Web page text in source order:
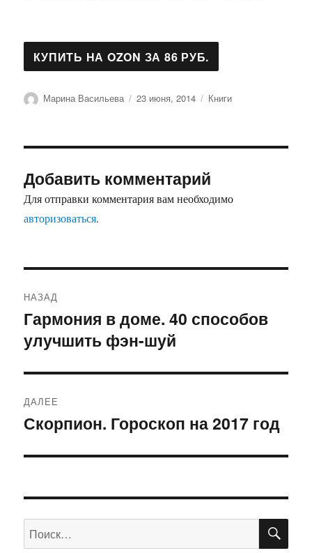
Автор
Марина Васильева Опубликовано
23 июня, 2014 Рубрики
Книги
Добавить комментарий
Для отправки комментария вам необходимо
авторизоваться.
по
записям
НАЗАД
Предыдущая
запись:
Гармония в доме. 40 способов
улучшить фэн-шуй
ДАЛЕЕ
Следующая
Скорпион. Гороскоп на 2017 год
Искать: